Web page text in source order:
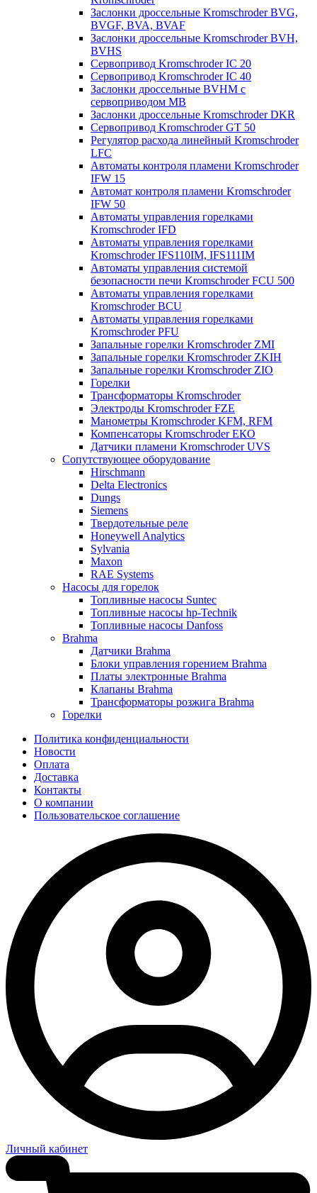
Заслонки дроссельные Kromschroder BVG,
BVGF, BVA, BVAF
Заслонки дроссельные Kromschroder BVH,
BVHS
Сервопривод Kromschroder IC 20
Сервопривод Kromschroder IC 40
Заслонки дроссельные BVHM с
сервоприводом МВ
Заслонки дроссельные Kromschroder DKR
Cервопривод Kromschroder GT 50
Регулятор расхода линейный Kromschroder
LFC
Автоматы контроля пламени Kromschroder
IFW 15
Автомат контроля пламени Kromschroder
IFW 50
Автоматы управления горелками
Kromschroder IFD
Автоматы управления горелками
Kromschroder IFS110IM, IFS111IM
Автоматы управления системой
безопасности печи Kromschroder FCU 500
Автоматы управления горелками
Kromschroder BCU
Автоматы управления горелками
Kromschroder PFU
Запальные горелки Kromschroder ZМI
Запальные горелки Kromschroder ZKIH
Запальные горелки Kromschroder ZIO
Горелки
Трансформаторы Kromschroder
Электроды Kromschroder FZE
Манометры Kromschroder KFM, RFM
Компенсаторы Kromschroder ЕКО
Датчики пламени Kromschroder UVS
Сопутствующее оборудование
Hirschmann
Delta Electronics
Dungs
Siemens
Твердотельные реле
Honeywell Analytics
Sylvania
Maxon
RAE Systems
Насосы для горелок
Топливные насосы Suntec
Топливные насосы hp-Technik
Топливные насосы Danfoss
Brahma
Датчики Brahma
Блоки управления горением Brahma
Платы электронные Brahma
Клапаны Brahma
Трансформаторы розжига Brahma
Горелки
Политика конфиденциальности
Новости
Оплата
Доставка
Контакты
О компании
Пользовательское соглашение
Личный кабинет